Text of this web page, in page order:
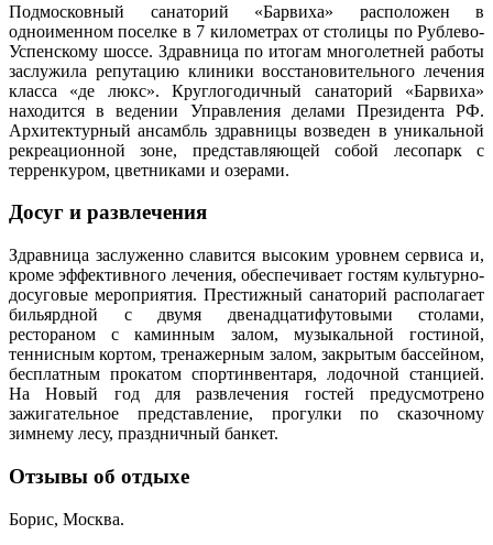
Подмосковный санаторий «Барвиха» расположен в
одноименном поселке в 7 километрах от столицы по Рублево-
Успенскому шоссе. Здравница по итогам многолетней работы
заслужила репутацию клиники восстановительного лечения
класса «де люкс». Круглогодичный санаторий «Барвиха»
находится в ведении Управления делами Президента РФ.
Архитектурный ансамбль здравницы возведен в уникальной
рекреационной зоне, представляющей собой лесопарк с
терренкуром, цветниками и озерами.
Досуг и развлечения
Здравница заслуженно славится высоким уровнем сервиса и,
кроме эффективного лечения, обеспечивает гостям культурно-
досуговые мероприятия. Престижный санаторий располагает
бильярдной с двумя двенадцатифутовыми столами,
рестораном с каминным залом, музыкальной гостиной,
теннисным кортом, тренажерным залом, закрытым бассейном,
бесплатным прокатом спортинвентаря, лодочной станцией.
На Новый год для развлечения гостей предусмотрено
зажигательное представление, прогулки по сказочному
зимнему лесу, праздничный банкет.
Отзывы об отдыхе
Борис, Москва.